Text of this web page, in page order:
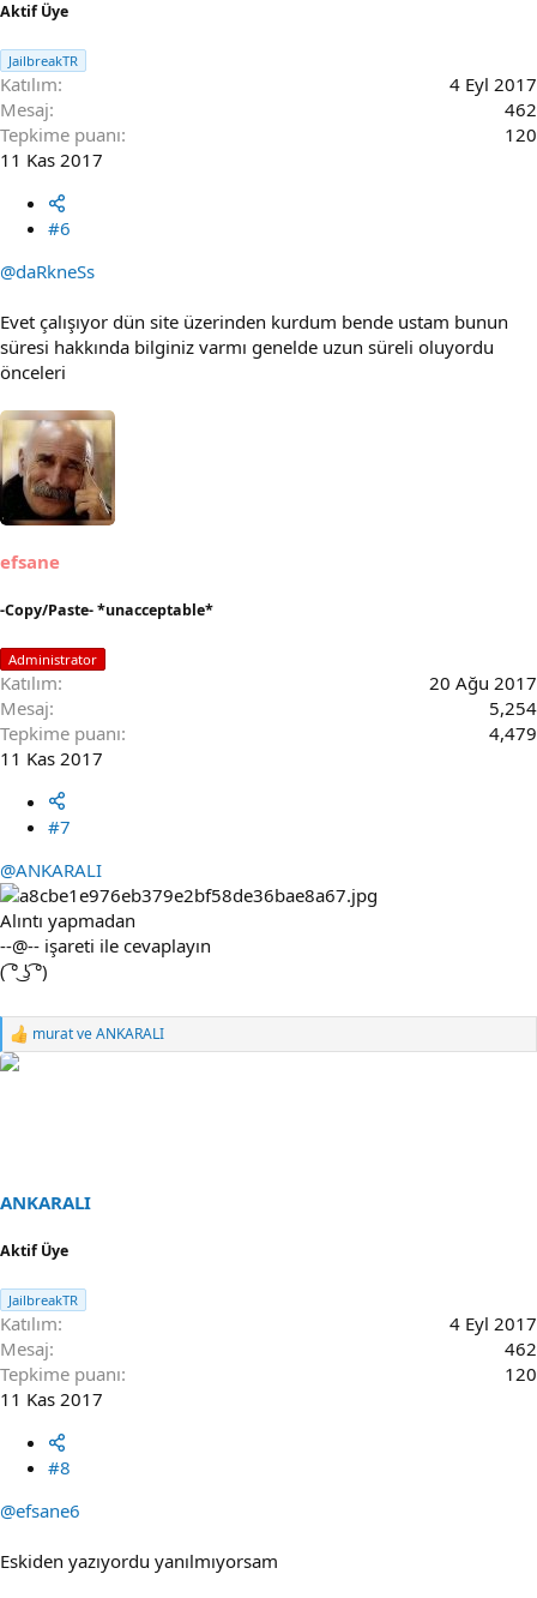
Aktif Üye
JailbreakTR
Katılım
4 Eyl 2017
Mesaj
462
Tepkime puanı
120
11 Kas 2017
#6
@daRkneSs
Evet çalışıyor dün site üzerinden kurdum bende ustam bunun
süresi hakkında bilginiz varmı genelde uzun süreli oluyordu
önceleri
efsane
-Copy/Paste- *unacceptable*
Administrator
Katılım
20 Ağu 2017
Mesaj
5,254
Tepkime puanı
4,479
11 Kas 2017
#7
@ANKARALI
Alıntı yapmadan
--@-- işareti ile cevaplayın
( ͡° ͜ʖ ͡°)
R
e
s
:
muratveANKARALI
ANKARALI
Aktif Üye
JailbreakTR
Katılım
4 Eyl 2017
Mesaj
462
Tepkime puanı
120
11 Kas 2017
#8
@efsane6
Eskiden yazıyordu yanılmıyorsam